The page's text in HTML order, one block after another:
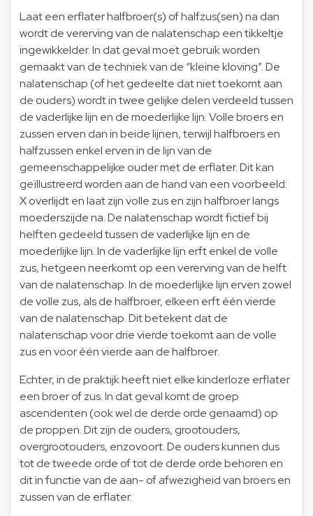
Laat een erflater halfbroer(s) of halfzus(sen) na dan
wordt de vererving van de nalatenschap een tikkeltje
ingewikkelder. In dat geval moet gebruik worden
gemaakt van de techniek van de “kleine kloving”. De
nalatenschap (of het gedeelte dat niet toekomt aan
de ouders) wordt in twee gelijke delen verdeeld tussen
de vaderlijke lijn en de moederlijke lijn. Volle broers en
zussen erven dan in beide lijnen, terwijl halfbroers en
halfzussen enkel erven in de lijn van de
gemeenschappelijke ouder met de erflater. Dit kan
geïllustreerd worden aan de hand van een voorbeeld:
X overlijdt en laat zijn volle zus en zijn halfbroer langs
moederszijde na. De nalatenschap wordt fictief bij
helften gedeeld tussen de vaderlijke lijn en de
moederlijke lijn. In de vaderlijke lijn erft enkel de volle
zus, hetgeen neerkomt op een vererving van de helft
van de nalatenschap. In de moederlijke lijn erven zowel
de volle zus, als de halfbroer, elkeen erft één vierde
van de nalatenschap. Dit betekent dat de
nalatenschap voor drie vierde toekomt aan de volle
zus en voor één vierde aan de halfbroer.
Echter, in de praktijk heeft niet elke kinderloze erflater
een broer of zus. In dat geval komt de groep
ascendenten (ook wel de derde orde genaamd) op
de proppen. Dit zijn de ouders, grootouders,
overgrootouders, enzovoort. De ouders kunnen dus
tot de tweede orde of tot de derde orde behoren en
dit in functie van de aan- of afwezigheid van broers en
zussen van de erflater.